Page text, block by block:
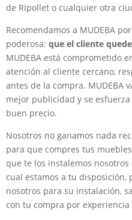
de Ripollet o cualquier otra
Recomendamos a MUDEBA
poderosa: que el cliente
MUDEBA está comprometido
atención al cliente cercano,
antes de la compra. MUDEBA
mejor publicidad y se
buen precio.
Nosotros no ganamos nada
para que compres tus
que te los instalemos
cual estamos a tu disposición,
nosotros para su instalación,
con tu compra por